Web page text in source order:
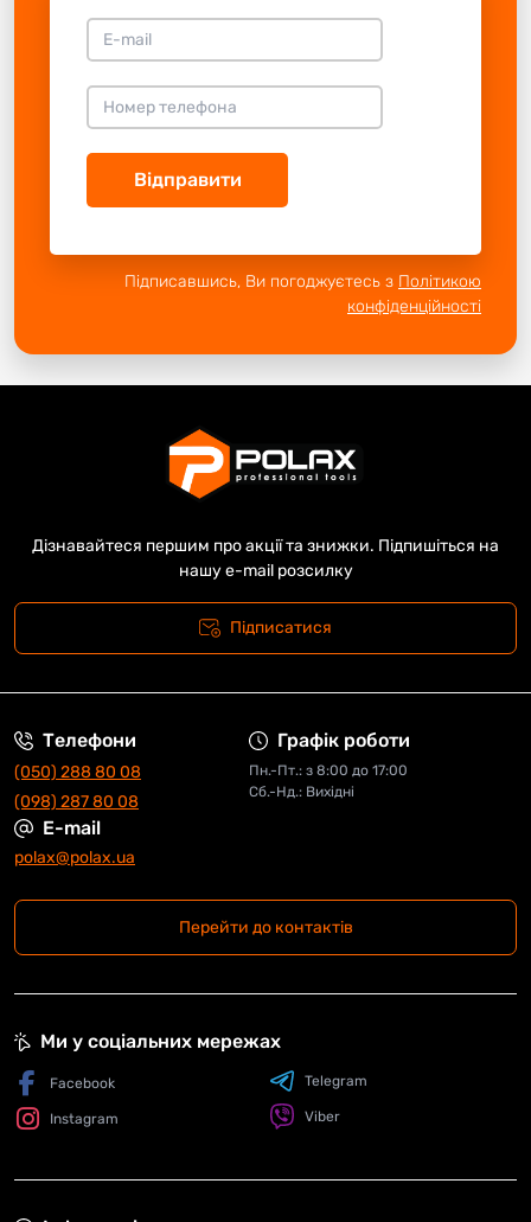
Відправити
Підписавшись, Ви погоджуєтесь з Політикою
конфіденційності
Дізнавайтеся першим про акції та знижки. Підпишіться на
нашу e-mail розсилку
Підписатися
Телефони
(050) 288 80 08
(098) 287 80 08
Графік роботи
Пн.-Пт.: з 8:00 до 17:00
Сб.-Нд.: Вихідні
E-mail
polax@polax.ua
Перейти до контактів
Ми у соціальних мережах
Facebook
Instagram
Telegram
Viber